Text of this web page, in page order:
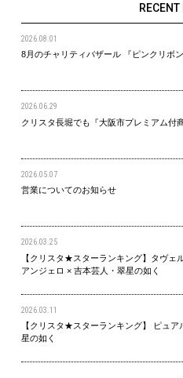
RECENT
2026.08.01
8月のチャリティバザール 『ピンクリボ
2026.06.29
クリスタ長堀でも『大阪市プレミアム付
2026.05.07
営業についてのお知らせ
2026.03.25
【クリスタ★スターランキング】タヴェ
アンジェロ × 吉本芸人・翠星の如く
2026.03.11
【クリスタ★スターランキング】 ピュア
星の如く